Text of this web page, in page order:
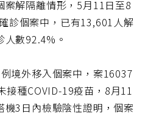
解隔離情形，5月11日至8
診個案中，已有13,601人解
人數92.4%。
境外移入個案中，案16037
接種COVID-19疫苗，8月11
機3日內檢驗陰性證明，個案